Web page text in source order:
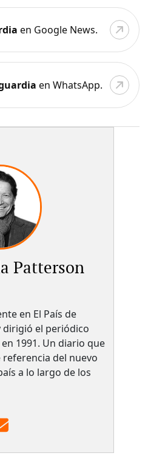
en Google News.
en WhatsApp.
Patterson
en El País de
dirigió el periódico
1991. Un diario que
del nuevo
a lo largo de los